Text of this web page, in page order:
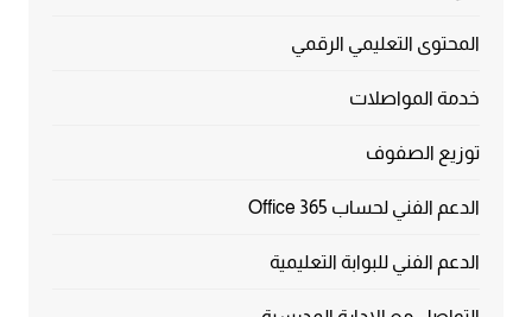
المحتوى التعليمي الرقمي
خدمة المواصلات
توزيع الصفوف
الدعم الفني لحساب Office 365
الدعم الفني للبوابة التعليمية